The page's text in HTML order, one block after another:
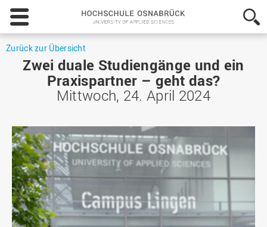
Hochschule
Osnabrück
-
Applied
Sciences
Zurück zur Übersicht
Zwei duale Studiengänge und ein
Praxispartner – geht das?
Mittwoch, 24. April 2024